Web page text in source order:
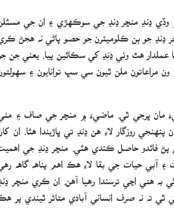
وڏي ڍنڍ منڇر ڍنڍ جي سوڪهڙي ۽ ان جي مسئلن
ڍنڍ جو ٻن ڪلوميٽرن جو حصو پاڻي نه هجڻ ڪري
عملدار هٿ وٺي ڍنڍ کي سڪائين پيا. يعني جن جو
ملن ٿيون سي سڀ توانايون ۽ سهولتون
مان ڀرجي ٿي. ماضيءَ ۾ منڇر جي صاف ۽ مٺي
روزگار لاءِ هن ڍنڍ تي ڀاڙيندا هئا. ان کان
پڻ فائدو حاصل ڪندي هئي. منڇر ڍنڍ جي اهميت
۽ آبي حيات جي بقا لاءِ هڪ اهم پناهه گاهه رهي
هتي اچي ترسندا رهيا آهن. ان ڪري منڇر ڍنڍ
ته نه صرف انساني آبادي متاثر ٿيندي پر هڪ